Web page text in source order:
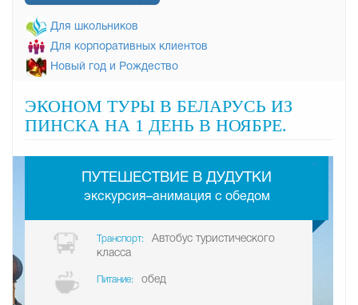
Для школьников
Для корпоративных клиентов
Новый год и Рождество
ЭКОНОМ ТУРЫ В БЕЛАРУСЬ ИЗ
ПИНСКА НА 1 ДЕНЬ В НОЯБРЕ.
ПУТЕШЕСТВИЕ В ДУДУТКИ
экскурсия–анимация с обедом
Транспорт:
Автобус туристического
класса
Питание: обед
-